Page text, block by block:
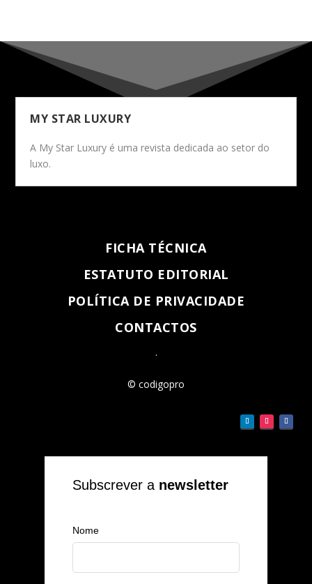
MY STAR LUXURY
A My Star Luxury é uma revista dedicada ao setor do
luxo.
FICHA TÉCNICA
ESTATUTO EDITORIAL
POLÍTICA DE PRIVACIDADE
CONTACTOS
.
© codigopro
Subscrever a newsletter
Nome